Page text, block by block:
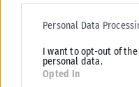
Please note that this
services and may gather
deny consent to Google
for below specified
Personal Data
I want to opt-out of the
personal data.
Opted In